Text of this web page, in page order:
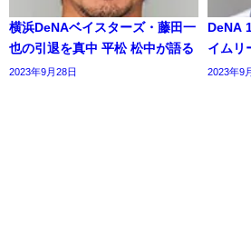
横浜DeNAベイスターズ・藤田一
也の引退を真中 平松 松中が語る
2023年9月28日
DeNA
イムリ
2023年9